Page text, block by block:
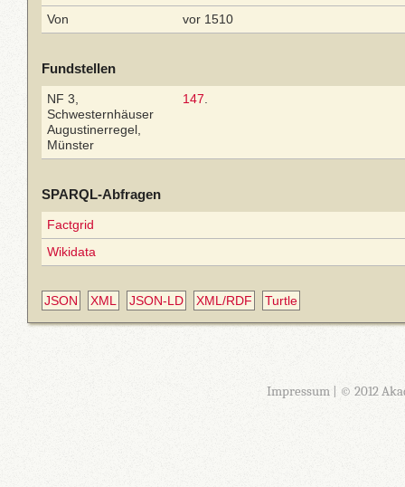
Von
vor 1510
Fundstellen
NF 3,
Schwesternhäuser
Augustinerregel,
Münster
147
SPARQL-Abfragen
Factgrid
Wikidata
JSON XML JSON-LD XML/RDF Turtle
Impressum| © 2012